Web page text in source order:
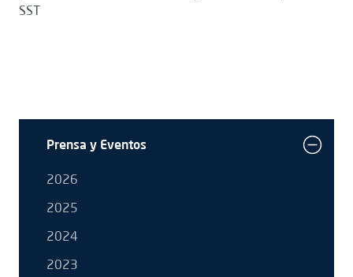
SST
Prensa y Eventos
2026
2025
2024
2023